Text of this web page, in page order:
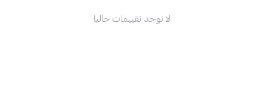
لا توجد تقييمات حاليا